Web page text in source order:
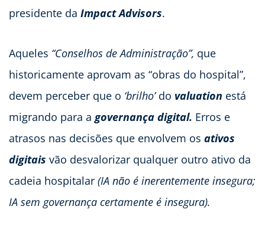
presidente da Impact Advisors.
Aqueles “Conselhos de Administração”, que
historicamente aprovam as “obras do hospital”,
devem perceber que o ‘brilho’do valuation está
migrando para a governança digital. Erros e
atrasos nas decisões que envolvem os ativos
digitais vão desvalorizar qualquer outro ativo da
cadeia hospitalar (IA não é inerentemente insegura;
IA sem governança certamente é insegura).